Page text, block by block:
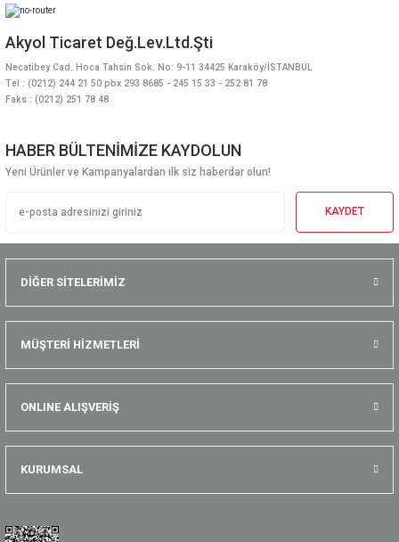
Akyol Ticaret Değ.Lev.Ltd.Şti
Necatibey Cad. Hoca Tahsin Sok. No: 9-11 34425 Karaköy/İSTANBUL
Tel : (0212) 244 21 50 pbx 293 8685 - 245 15 33 - 252 81 78
Faks : (0212) 251 78 48
HABER BÜLTENİMİZE KAYDOLUN
Yeni Ürünler ve Kampanyalardan ilk siz haberdar olun!
KAYDET
DİĞER SİTELERİMİZ
MÜŞTERİ HİZMETLERİ
ONLINE ALIŞVERİŞ
KURUMSAL